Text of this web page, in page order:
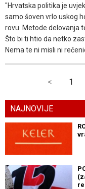
"Hrvatska politika je
samo šoven vrlo uskog
rovu. Metode delovanja
Što bi ti htio da netko
Nema te ni misli ni
< 1
NAJNOVIJE